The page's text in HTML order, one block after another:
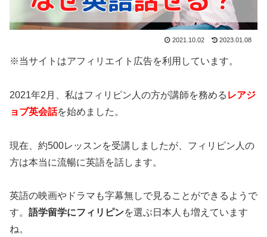
2021.10.02 2023.01.08
※当サイトはアフィリエイト広告を利用しています。
2021年2月、私はフィリピン人の方が講師を務める レアジ
ョブ英会話を始めました。
現在、約500レッスンを受講しましたが、フィリピン人の
方は本当に流暢に英語を話します。
英語の映画やドラマも字幕無しで見ることができるようで
す。 語学留学にフィリピンを選ぶ日本人も増えています
ね。